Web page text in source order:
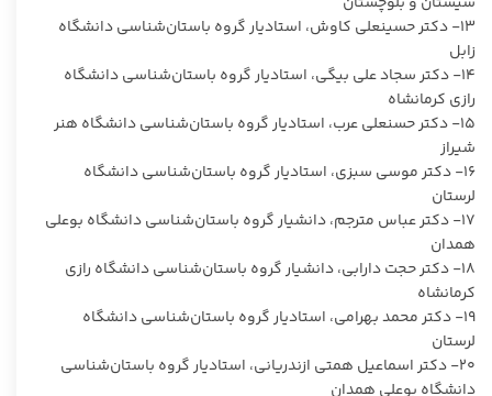
۱۳- دکتر حسینعلی کاوش، استادیار گروه باستان‌شناسی دانشگاه
زابل
۱۴- دکتر سجاد علی بیگی، استادیار گروه باستان‌شناسی دانشگاه
رازی کرمانشاه
۱۵- دکتر حسنعلی عرب، استادیار گروه باستان‌شناسی دانشگاه هنر
شیراز
۱۶- دکتر موسی سبزی، استادیار گروه باستان‌شناسی دانشگاه
لرستان
۱۷- دکتر عباس مترجم، دانشیار گروه باستان‌شناسی دانشگاه بوعلی
همدان
۱۸- دکتر حجت دارابی، دانشیار گروه باستان‌شناسی دانشگاه رازی
کرمانشاه
۱۹- دکتر محمد بهرامی، استادیار گروه باستان‌شناسی دانشگاه
لرستان
۲۰- دکتر اسماعیل همتی ازندریانی، استادیار گروه باستان‌شناسی
دانشگاه بوعلی همدان